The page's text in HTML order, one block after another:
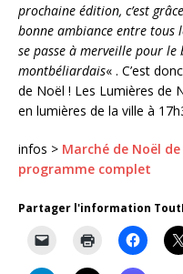
prochaine édition, c’est
bonne ambiance entre tous
se passe à merveille pour
montbéliardais« . C’est
de Noël ! Les Lumières de
en lumières de la ville à
infos > Marché de Noël
programme complet
Partager l'information